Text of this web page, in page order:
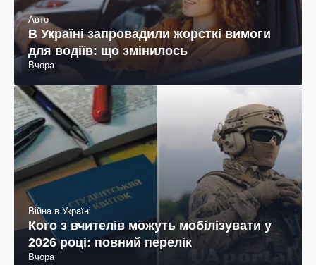
Авто
В Україні запровадили жорсткі вимоги
для водіїв: що змінилось
Вчора
Війна в Україні
Кого з вчителів можуть мобілізувати у
2026 році: повний перелік
Вчора